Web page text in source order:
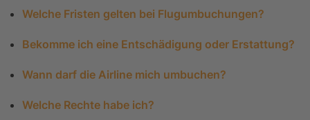
Welche Fristen gelten bei Flugumbuchungen?
Bekomme ich eine Entschädigung oder Erstattung?
Wann darf die Airline mich umbuchen?
Welche Rechte habe ich?